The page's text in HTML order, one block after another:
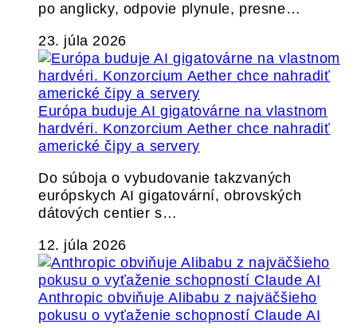
po anglicky, odpovie plynule, presne…
23. júla 2026
Európa buduje AI gigatovárne na vlastnom
hardvéri. Konzorcium Aether chce nahradiť
americké čipy a servery
Do súboja o vybudovanie takzvaných
európskych AI gigatovární, obrovských
dátových centier s…
12. júla 2026
Anthropic obviňuje Alibabu z najväčšieho
pokusu o vyťaženie schopností Claude AI